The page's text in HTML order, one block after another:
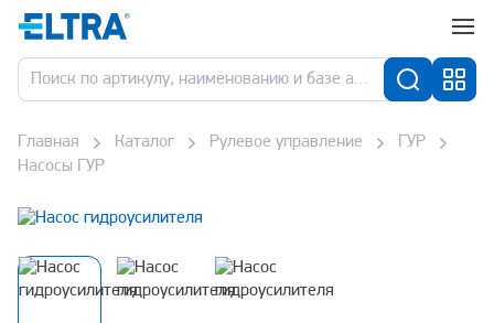
Главная Каталог Рулевое управление
ГУР
Насосы ГУР